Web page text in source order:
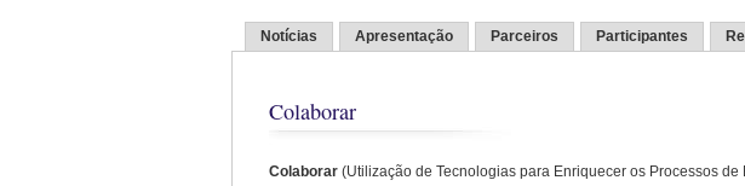
Notícias Apresentação Parceiros Participantes
Colaborar
Colaborar (Utilização de Tecnologias para Enriquecer os Processos de